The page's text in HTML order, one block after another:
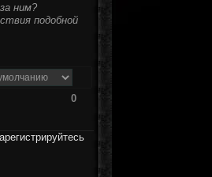
ним?
подобной
0